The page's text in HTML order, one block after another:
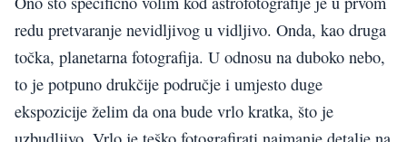
redu pretvaranje nevidljivog u vidljivo. Onda, kao druga
točka, planetarna fotografija. U odnosu na duboko nebo,
to je potpuno drukčije područje i umjesto duge
ekspozicije želim da ona bude vrlo kratka, što je